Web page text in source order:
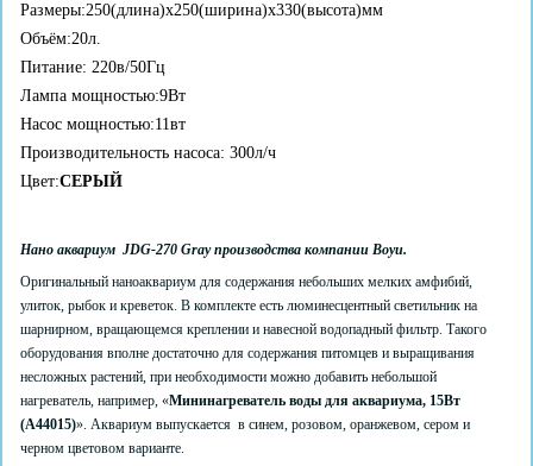
Размеры:250(длина)x250(ширина)x330(высота)мм
Объём:20л.
Питание: 220в/50Гц
Лампа мощностью:9Вт
Насос мощностью:11вт
Производительность насоса: 300л/ч
Цвет:СЕРЫЙ
Нано аквариум JDG-270 Gray производства компании Boyu.
Оригинальный наноаквариум для содержания небольших мелких амфибий,
улиток, рыбок и креветок. В комплекте есть люминесцентный светильник на
шарнирном, вращающемся креплении и навесной водопадный фильтр. Такого
оборудования вполне достаточно для содержания питомцев и выращивания
несложных растений, при необходимости можно добавить небольшой
нагреватель, например, «Мининагреватель воды для аквариума, 15Вт
(A44015)». Аквариум выпускается в синем, розовом, оранжевом, сером и
черном цветовом варианте.